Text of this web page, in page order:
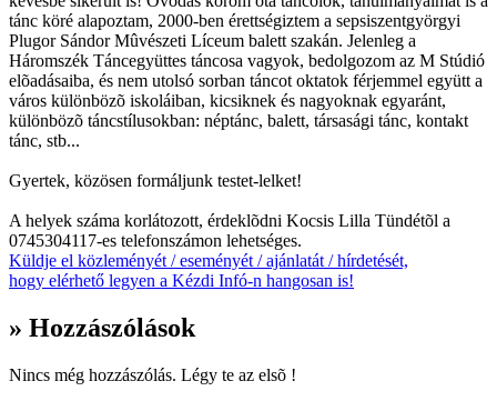
tánc köré alapoztam, 2000-ben érettségiztem a sepsiszentgyörgyi
Plugor Sándor Mûvészeti Líceum balett szakán. Jelenleg a
Háromszék Táncegyüttes táncosa vagyok, bedolgozom az M Stúdió
elõadásaiba, és nem utolsó sorban táncot oktatok férjemmel együtt a
város különbözõ iskoláiban, kicsiknek és nagyoknak egyaránt,
különbözõ táncstílusokban: néptánc, balett, társasági tánc, kontakt
tánc, stb...
Gyertek, közösen formáljunk testet-lelket!
A helyek száma korlátozott, érdeklõdni Kocsis Lilla Tündétõl a
0745304117-es telefonszámon lehetséges.
Küldje el közleményét / eseményét / ajánlatát / hírdetését,
hogy elérhető legyen a Kézdi Infó-n hangosan is!
» Hozzászólások
Nincs még hozzászólás. Légy te az elsõ !